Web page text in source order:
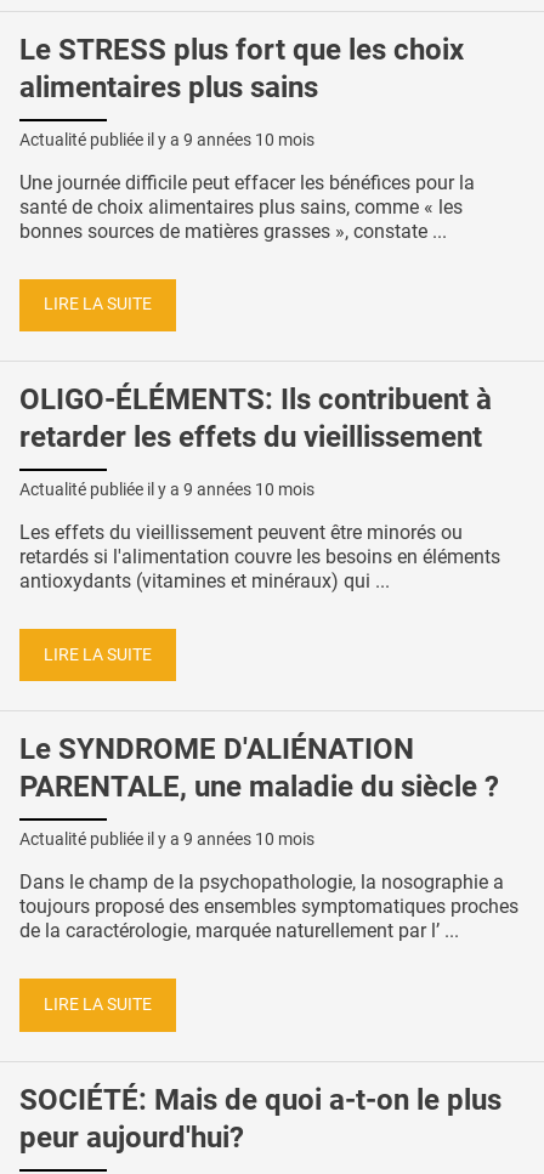
Le STRESS plus fort que les choix
alimentaires plus sains
Actualité publiée il y a 9 années 10 mois
Une journée difficile peut effacer les bénéfices pour la
santé de choix alimentaires plus sains, comme « les
bonnes sources de matières grasses », constate ...
LIRE LA SUITE
OLIGO-ÉLÉMENTS: Ils contribuent à
retarder les effets du vieillissement
Actualité publiée il y a 9 années 10 mois
Les effets du vieillissement peuvent être minorés ou
retardés si l'alimentation couvre les besoins en éléments
antioxydants (vitamines et minéraux) qui ...
LIRE LA SUITE
Le SYNDROME D'ALIÉNATION
PARENTALE, une maladie du siècle ?
Actualité publiée il y a 9 années 10 mois
Dans le champ de la psychopathologie, la nosographie a
toujours proposé des ensembles symptomatiques proches
de la caractérologie, marquée naturellement par l’ ...
LIRE LA SUITE
SOCIÉTÉ: Mais de quoi a-t-on le plus
peur aujourd'hui?